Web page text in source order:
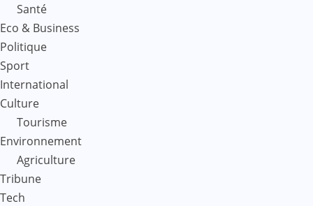
Santé
Eco & Business
Politique
Sport
International
Culture
Tourisme
Environnement
Agriculture
Tribune
Tech